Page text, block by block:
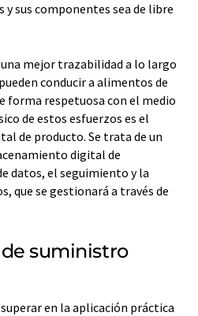
sus componentes sea de libre
mejor trazabilidad a lo largo
conducir a alimentos de
forma respetuosa con el medio
de estos esfuerzos es el
de producto. Se trata de un
digital de
datos, el seguimiento y la
que se gestionará a través de
suministro
en la aplicación práctica